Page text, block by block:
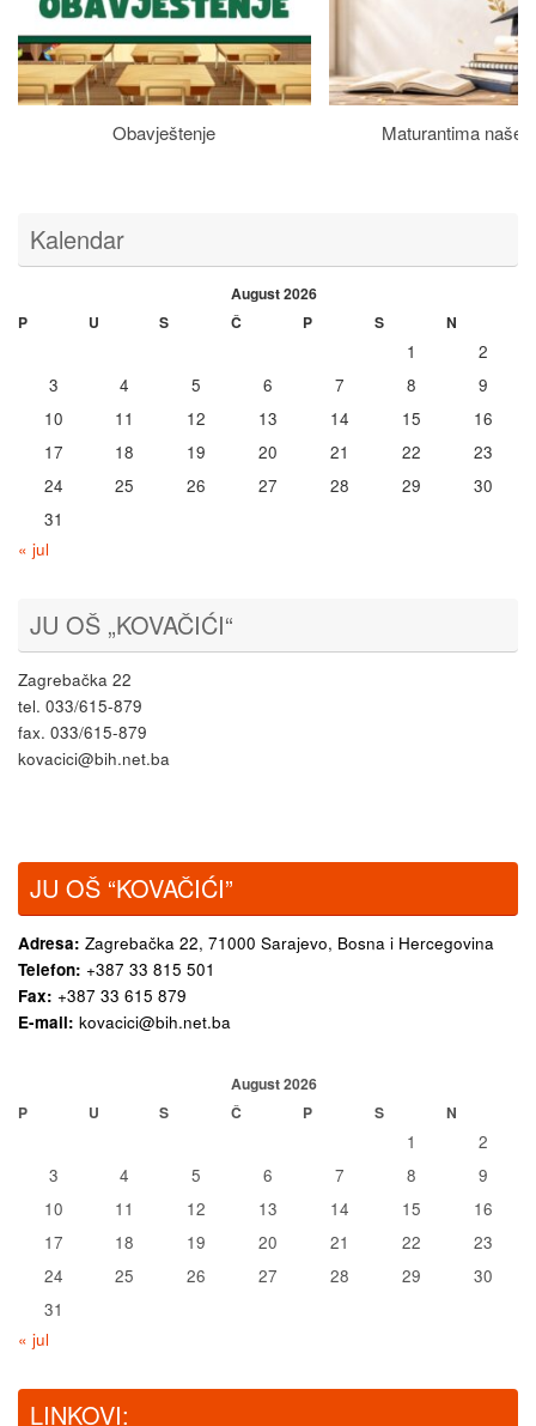
Obavještenje Maturantima naše
Kalendar
August 2026
P
U S Č P S N
1
2
3
4 5 6 7 8
9
10
11 12 13 14 15
16
17
18 19 20 21 22
23
24
25 26 27 28 29
30
31
« jul
JU OŠ „KOVAČIĆI“
Zagrebačka 22
tel. 033/615-879
fax. 033/615-879
kovacici@bih.net.ba
JU OŠ “KOVAČIĆI”
Adresa: Zagrebačka 22, 71000 Sarajevo, Bosna i Hercegovina
Telefon: +387 33 815 501
Fax: +387 33 615 879
E-mail: kovacici@bih.net.ba
August 2026
P
U S Č P S N
1
2
3
4 5 6 7 8
9
10
11 12 13 14 15
16
17
18 19 20 21 22
23
24
25 26 27 28 29
30
31
« jul
LINKOVI: